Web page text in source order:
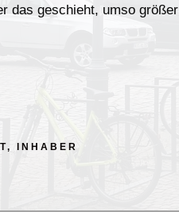
das geschieht, umso
INHABER